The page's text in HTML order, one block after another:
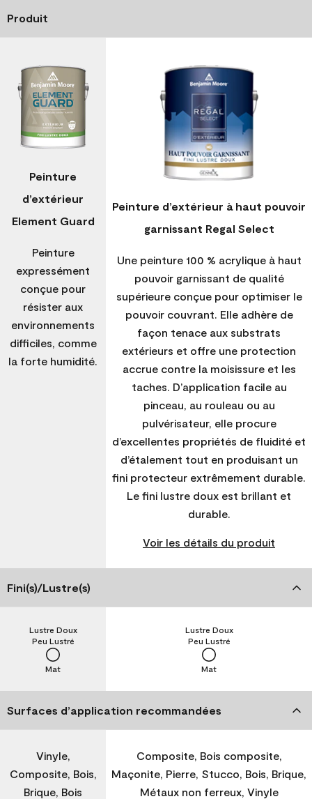
Produit
Peinture
d’extérieur
Element Guard
Peinture
expressément
conçue pour
résister aux
environnements
difficiles, comme
la forte humidité.
Peinture d’extérieur à haut pouvoir
garnissant Regal Select
Une peinture 100 % acrylique à haut
pouvoir garnissant de qualité
supérieure conçue pour optimiser le
pouvoir couvrant. Elle adhère de
façon tenace aux substrats
extérieurs et offre une protection
accrue contre la moisissure et les
taches. D’application facile au
pinceau, au rouleau ou au
pulvérisateur, elle procure
d’excellentes propriétés de fluidité et
d’étalement tout en produisant un
fini protecteur extrêmement durable.
Le fini lustre doux est brillant et
durable.
Voir les détails du produit
Fini(s)/Lustre(s)
Mat
Peu Lustré
Lustre Doux
Mat
Peu Lustré
Lustre Doux
Surfaces d’application recommandées
Vinyle,
Composite, Bois,
Brique, Bois
Composite, Bois composite,
Maçonite, Pierre, Stucco, Bois, Brique,
Métaux non ferreux, Vinyle